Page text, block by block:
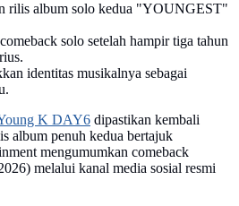
rilis album solo kedua "YOUNGEST"
solo setelah hampir tiga tahun
identitas musikalnya sebagai
K DAY6 dipastikan kembali
album penuh kedua bertajuk
mengumumkan comeback
melalui kanal media sosial resmi